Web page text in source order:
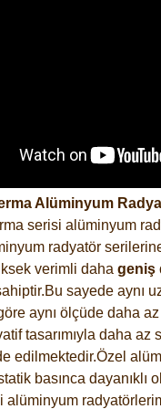
Alüminyum
serisi alüminyum
radyatör
verimli daha geniş
sayede aynı
aynı ölçüde daha
tasarımıyla daha az
edilmektedir.Özel
basınca dayanıklı
alüminyum